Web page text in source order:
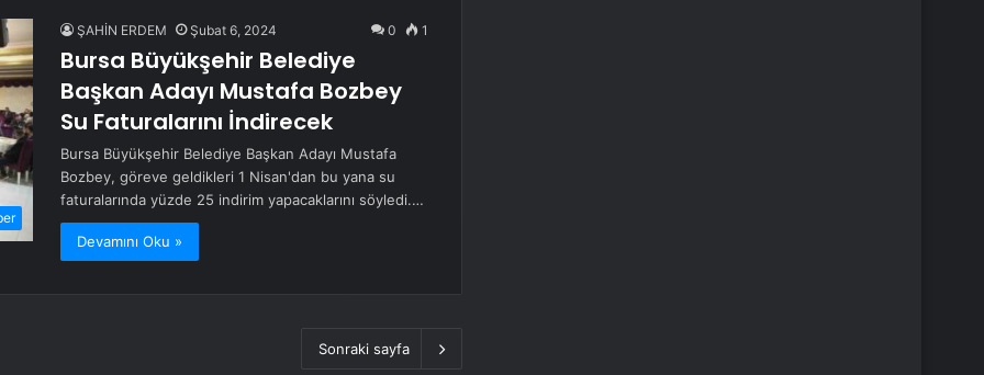
ŞAHİN ERDEM Şubat 6, 2024 0 1
Bursa Büyükşehir Belediye
Başkan Adayı Mustafa Bozbey
Su Faturalarını İndirecek
Bursa Büyükşehir Belediye Başkan Adayı Mustafa
Bozbey, göreve geldikleri 1 Nisan'dan bu yana su
faturalarında yüzde 25 indirim yapacaklarını söyledi.…
Devamını Oku »
Sonraki sayfa